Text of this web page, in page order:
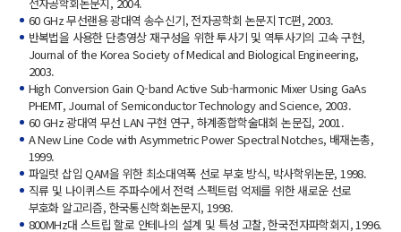
60 GHz 무선랜용 광대역 송수신기, 전자공학회 논문지 TC편, 2003.
반복법을 사용한 단층영상 재구성을 위한 투사기 및 역투사기의 고속 구현,
Journal of the Korea Society of Medical and Biological Engineering,
2003.
High Conversion Gain Q-band Active Sub-harmonic Mixer Using GaAs
PHEMT, Journal of Semiconductor Technology and Science, 2003.
60 GHz 광대역 무선 LAN 구현 연구, 하계종합학술대회 논문집, 2001.
A New Line Code with Asymmetric Power Spectral Notches, 배재논총,
1999.
파일럿 삽입 QAM을 위한 최소대역폭 선로 부호 방식, 박사학위논문, 1998.
직류 및 나이퀴스트 주파수에서 전력 스펙트럼 억제를 위한 새로운 선로
부호화 알고리즘, 한국통신학회논문지, 1998.
800MHz대 스트립 할로 안테나의 설계 및 특성 고찰, 한국전자파학회지, 1996.